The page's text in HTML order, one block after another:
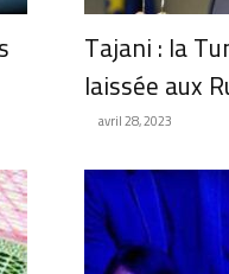
Tajani : la
laissée aux
avril 28, 2023